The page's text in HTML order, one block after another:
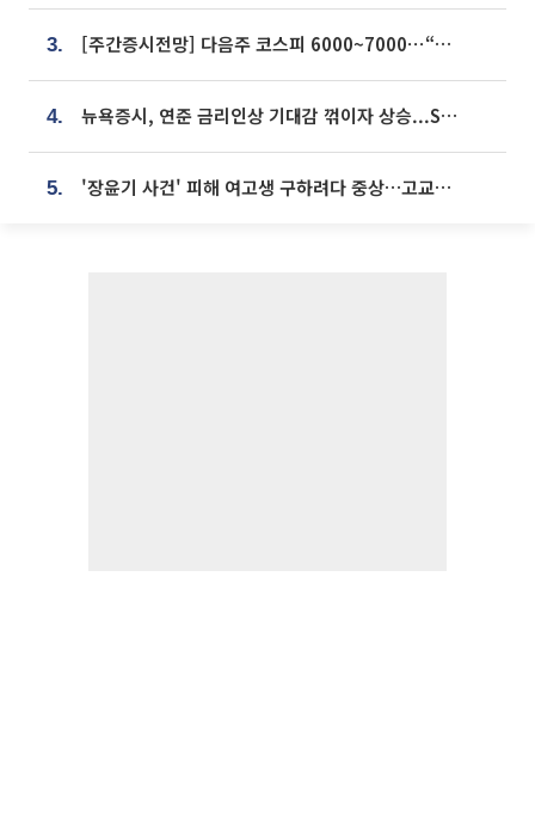
3. [주간증시전망] 다음주 코스피 6000~7000⋯“外人 수급은 정책이 변수”
4. 뉴욕증시, 연준 금리인상 기대감 꺾이자 상승...S&P500 사상 최고치 [종합]
5. '장윤기 사건' 피해 여고생 구하려다 중상…고교생 의상자 지정